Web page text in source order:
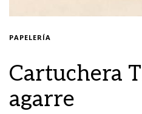
PAPELERÍA
Cartuchera
agarre